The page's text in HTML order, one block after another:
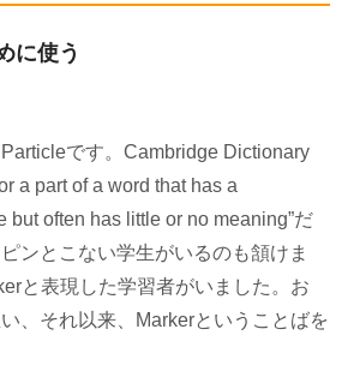
に使う
です。Cambridge Dictionary
a part of a word that has a
but often has little or no meaning”だ
ンとこない学生がいるのも頷けま
と表現した学習者がいました。お
、それ以来、Markerということばを